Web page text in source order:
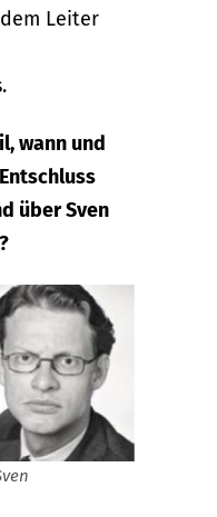
Leiter
wann und
über Sven